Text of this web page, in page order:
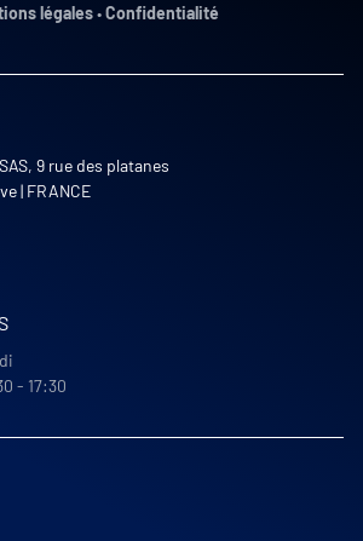
légales•Confidentialité
9 rue des platanes
| FRANCE
- 17:30